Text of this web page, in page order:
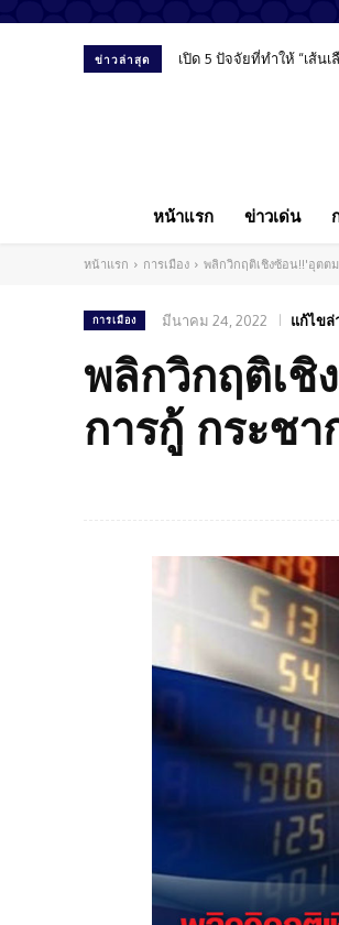
ข่าวล่าสุด เปิด 5 ปัจจัยที่ทำให้ “เส้น
หน้าแรก ข่าวเด่น
หน้าแรก การเมือง พลิกวิกฤติเชิงซ้อน!!'อุตต
การเมือง มีนาคม 24, 2022 แก้ไขล่
พลิกวิกฤติเชิ
การกู้ กระช